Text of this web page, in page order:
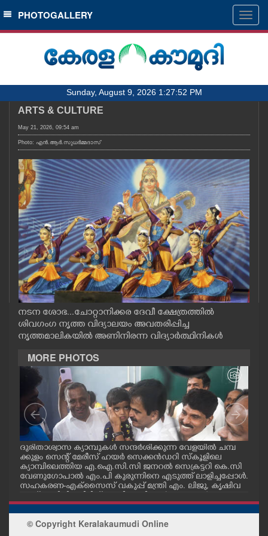
SECTIONS
HOME
NOTIFIED NEWS
KERALA
LOCAL
OBITUARY
NEWS 360
CASE DIARY
CINEMA
PHOTOS
LIFESTYLE
SPIRITUAL
INFO+
ART
PHOTOGALLERY
Sunday, August 9, 2026 1:27:52 PM
ARTS & CULTURE
May 21, 2026, 09:54 am
Photo: എൻ.ആർ.സുധർമ്മദാസ്
നടന ശോഭ...ചോറ്റാനിക്കര ദേവീ ക്ഷേത്രത്തിൽ
ശിവഗംഗ നൃത്ത വിദ്യാലയം അവതരിപ്പിച്ച
നൃത്തമാലികയിൽ അണിനിരന്ന വിദ്യാർത്ഥിനികൾ
MORE PHOTOS
ദുരിതാശ്വാസ ക്യാമ്പുകൾ സന്ദർശിക്കുന്ന വേളയിൽ ചമ്പ
ക്കുളം സെന്റ് മേരീസ് ഹയർ സെക്കൻഡറി സ്കൂളിലെ
ക്യാമ്പിലെത്തിയ എ.ഐ.സി.സി ജനറൽ സെക്രട്ടറി കെ.സി
വേണുഗോപാൽ എം.പി കുരുന്നിനെ എടുത്ത് ലാളിച്ചപ്പോൾ.
സഹകരണ-എക്സൈസ് വകുപ്പ് മന്ത്രി എം. ലിജു, കൃഷിവ
ന്നിവർ സമീപം
© Copyright Keralakaumudi Online